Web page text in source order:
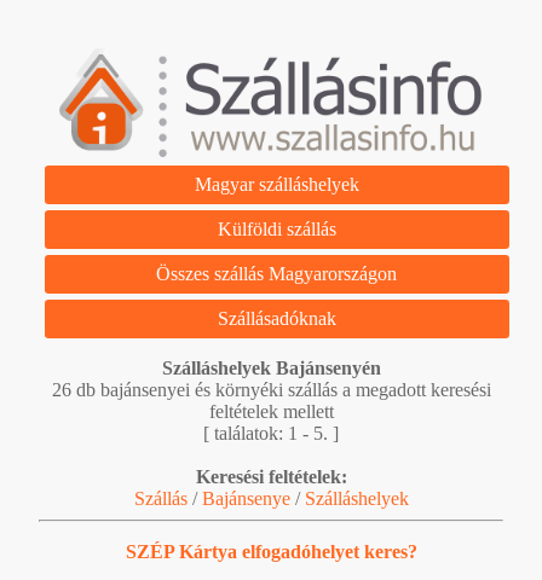
Magyar szálláshelyek
Külföldi szállás
Összes szállás Magyarországon
Szállásadóknak
Szálláshelyek Bajánsenyén
26 db bajánsenyei és környéki szállás a megadott keresési
feltételek mellett
[ találatok: 1 - 5. ]
Keresési feltételek:
Szállás/Bajánsenye/ Szálláshelyek
SZÉP Kártya elfogadóhelyet keres?